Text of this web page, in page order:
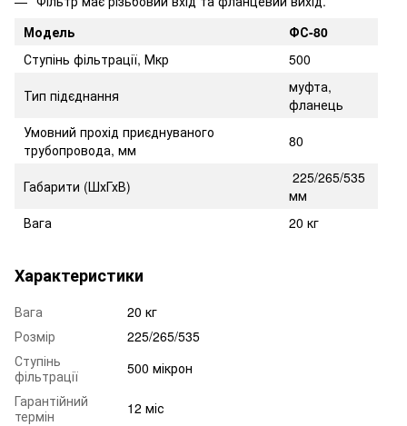
Модель
ФС-80
Ступінь фільтрації, Мкр
500
Тип підєднання
муфта,
фланець
Умовний прохід приєднуваного
трубопровода, мм
80
Габарити (ШхГхВ)
225/265/535
мм
Вага
20 кг
Характеристики
Вага
20 кг
Розмір
225/265/535
Ступінь
фільтрації
500 мікрон
Гарантійний
термін
12 міс